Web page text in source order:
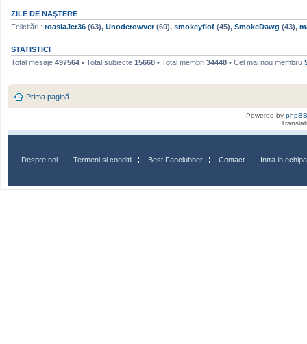
ZILE DE NAŞTERE
Felicitări : roasiaJer36 (63), Unoderowver(60), smokeyflof (45), SmokeDawg (43),
STATISTICI
Total mesaje 497564 • Total subiecte 15668 • Total membri 34448 • Cel mai nou membru
Prima pagină
Powered by phpBB
Despre noi Termeni si conditii Best Fanclubber Contact Intra in